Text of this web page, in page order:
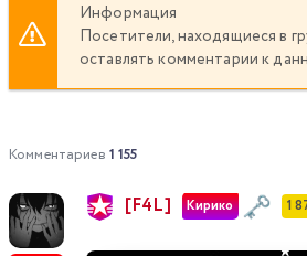
Информация
Посетители, находящиеся в
оставлять комментарии к
Комментариев 1 155
[F4L] Кирико 1